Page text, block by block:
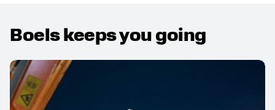
Boels keeps you going